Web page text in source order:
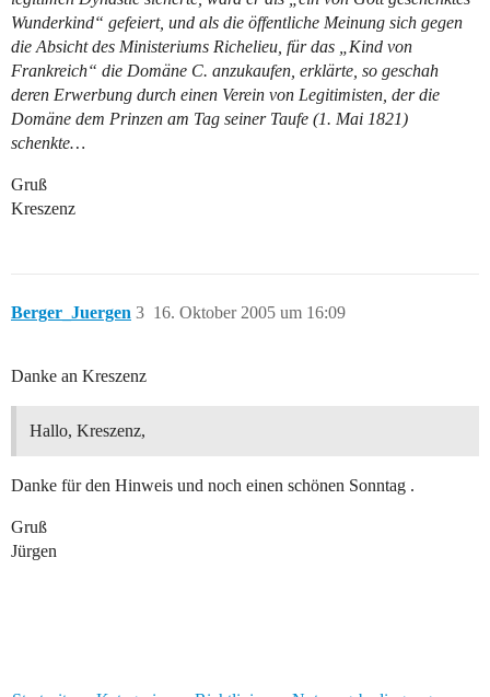
Wunderkind“ gefeiert, und als die öffentliche Meinung sich gegen
die Absicht des Ministeriums Richelieu, für das „Kind von
Frankreich“ die Domäne C. anzukaufen, erklärte, so geschah
deren Erwerbung durch einen Verein von Legitimisten, der die
Domäne dem Prinzen am Tag seiner Taufe (1. Mai 1821)
schenkte…
Gruß
Kreszenz
Berger_Juergen 16. Oktober 2005 um 16:09
3
Danke an Kreszenz
Hallo, Kreszenz,
Danke für den Hinweis und noch einen schönen Sonntag .
Gruß
Jürgen